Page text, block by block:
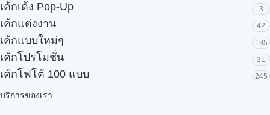
เค้กเด้ง Pop-Up 3
เค้กแต่งงาน 42
เค้กแบบใหม่ๆ 135
เค้กโปรโมชั่น 31
เค้กโฟโต้ 100 แบบ 245
บริการของเรา